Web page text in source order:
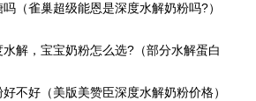
（雀巢超级能恩是深度水解奶粉吗?）
解，宝宝奶粉怎么选?（部分水解蛋白
不好（美版美赞臣深度水解奶粉价格）